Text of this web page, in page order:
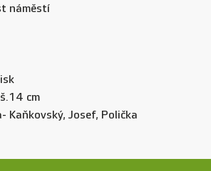
náměstí
cm
Kaňkovský, Josef, Polička